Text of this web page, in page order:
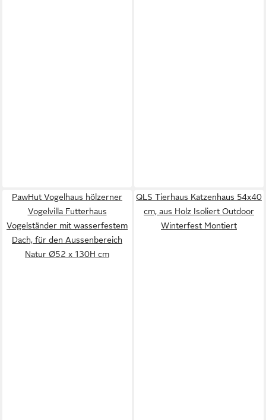
PawHut Vogelhaus hölzerner
Vogelvilla Futterhaus
Vogelständer mit wasserfestem
Dach, für den Aussenbereich
Natur Ø52 x 130H cm
QLS Tierhaus Katzenhaus 54x40
cm, aus Holz Isoliert Outdoor
Winterfest Montiert